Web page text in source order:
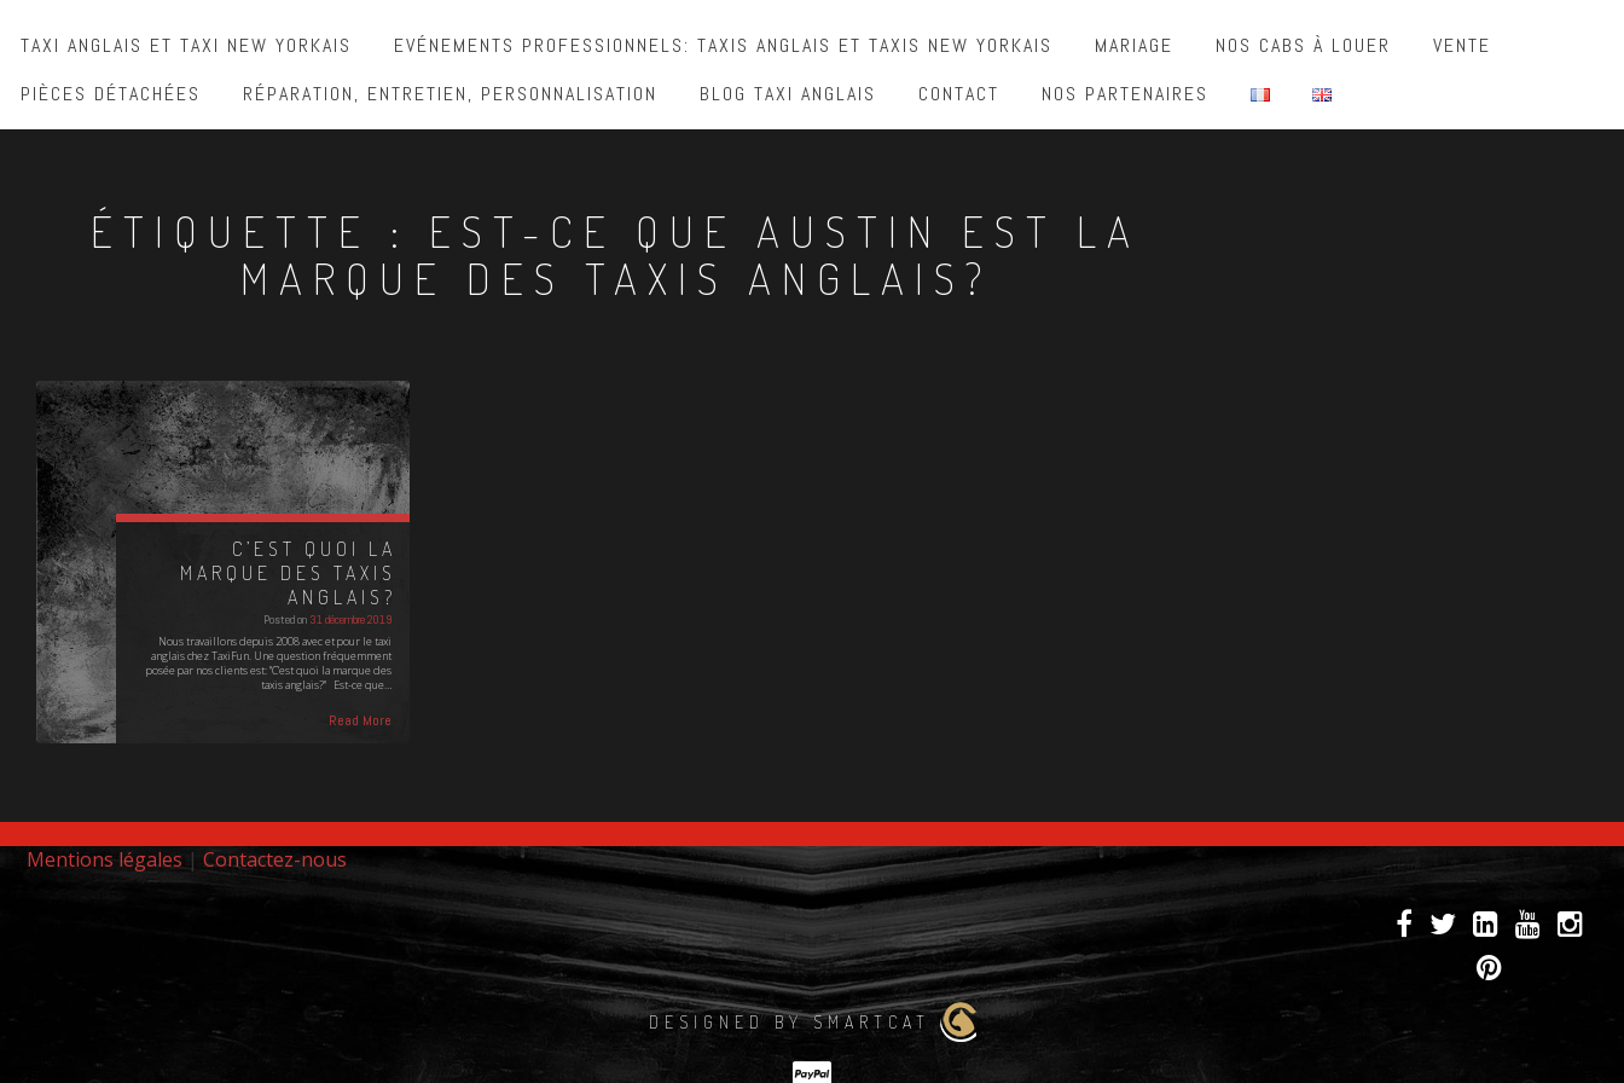
TAXI ANGLAIS ET TAXI NEW YORKAIS EVÉNEMENTS PROFESSIONNELS: TAXIS ANGLAIS ET TAXIS NEW YORKAIS MARIAGE NOS CABS À LOUER
VENTE
PIÈCES DÉTACHÉES
RÉPARATION, ENTRETIEN, PERSONNALISATION BLOG TAXI ANGLAIS CONTACT NOS PARTENAIRES
ÉTIQUETTE : EST-CE QUE AUSTIN EST LA
MARQUE DES TAXIS ANGLAIS?
C’EST QUOI LA
MARQUE DES TAXIS
ANGLAIS?
Posted on 31 décembre 2019
Nous travaillons depuis 2008 avec et pour le taxi
anglais chez TaxiFun. Une question fréquemment
posée par nos clients est: "C'est quoi la marque des
taxis anglais?" Est-ce que…
Read More
Mentions légales | Contactez-nous
DESIGNED BY SMARTCAT